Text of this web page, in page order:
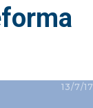
13/7/17